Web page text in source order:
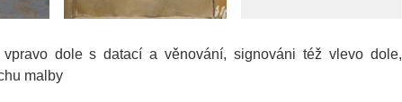
dole s datací a věnování, signováni též vlevo dole,
malby